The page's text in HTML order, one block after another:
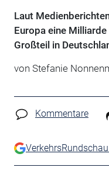
Laut
Europa eine
Großteil in
von Stefanie
Kommentare